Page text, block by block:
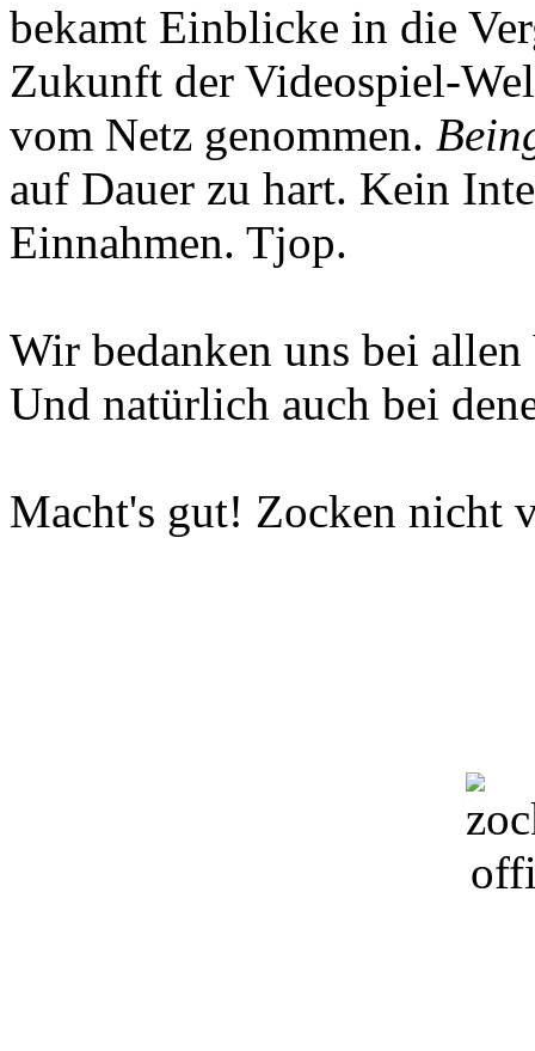
bekamt Einblicke in die
Zukunft der Videospiel-
vom Netz genommen.
auf Dauer zu hart. Kein
Einnahmen. Tjop.
Wir bedanken uns bei
Und natürlich auch bei
Macht's gut! Zocken nicht